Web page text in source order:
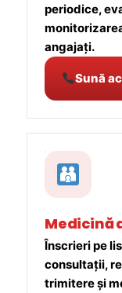
periodice,
angajați.
Sună
Medicină
Înscrieri pe
consultații,
trimitere și